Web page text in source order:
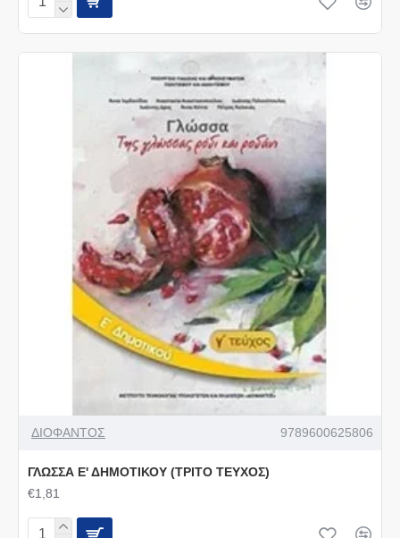
ΔΙΟΦΑΝΤΟΣ 9789600625806
ΓΛΩΣΣΑ Ε' ΔΗΜΟΤΙΚΟΥ (ΤΡΙΤΟ ΤΕΥΧΟΣ)
€1,81